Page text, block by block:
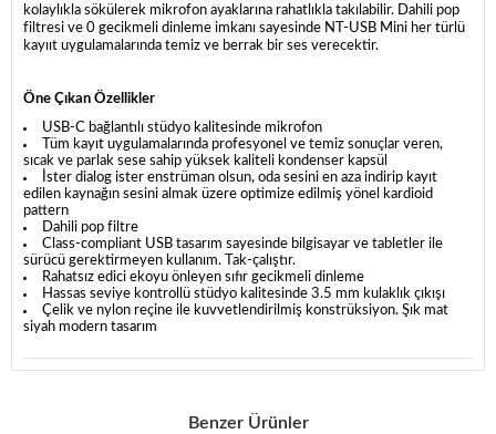
kolaylıkla sökülerek mikrofon ayaklarına rahatlıkla takılabilir. Dahili pop
filtresi ve 0 gecikmeli dinleme imkanı sayesinde NT-USB Mini her türlü
kayııt uygulamalarında temiz ve berrak bir ses verecektir.
Öne Çıkan Özellikler
USB-C bağlantılı stüdyo kalitesinde mikrofon
Tüm kayıt uygulamalarında profesyonel ve temiz sonuçlar veren,
sıcak ve parlak sese sahip yüksek kaliteli kondenser kapsül
İster dialog ister enstrüman olsun, oda sesini en aza indirip kayıt
edilen kaynağın sesini almak üzere optimize edilmiş yönel kardioid
pattern
Dahili pop filtre
Class-compliant USB tasarım sayesinde bilgisayar ve tabletler ile
sürücü gerektirmeyen kullanım. Tak-çalıştır.
Rahatsız edici ekoyu önleyen sıfır gecikmeli dinleme
Hassas seviye kontrollü stüdyo kalitesinde 3.5 mm kulaklık çıkışı
Çelik ve nylon reçine ile kuvvetlendirilmiş konstrüksiyon. Şık mat
siyah modern tasarım
Benzer Ürünler